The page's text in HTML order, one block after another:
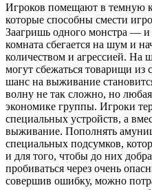
Игроков помещают в темную
которые способны смести
Заагришь одного монстра — и
комната сбегается на шум и
количеством и агрессией. На
могут сбежаться товарищи
шанс на выживание
волну не так сложно, но
экономике группы. Игроки
специальных устройств, а
выживание. Пополнять
специальных подсумков,
и для того, чтобы до них
пробиваться через очень
совершив ошибку, можно